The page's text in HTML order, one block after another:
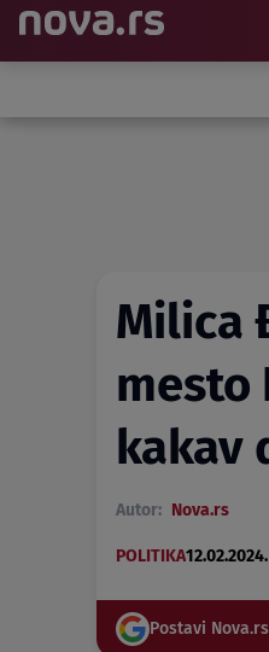
Milica
mesto
kakav
Autor: Nova.rs
POLITIKA
Postavi